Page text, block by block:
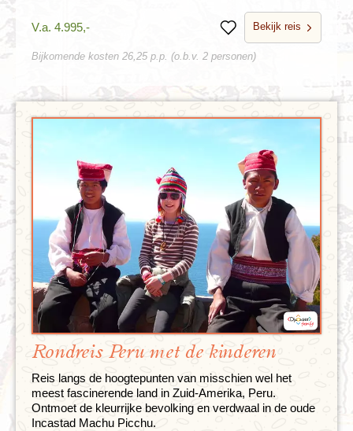
V.a. 4.995,- BewarenBekijk reis
Bijkomende kosten 26,25 p.p. (o.b.v. 2 personen)
Rondreis Peru met de kinderen
Reis langs de hoogtepunten van misschien wel het
meest fascinerende land in Zuid-Amerika, Peru.
Ontmoet de kleurrijke bevolking en verdwaal in de oude
Incastad Machu Picchu.